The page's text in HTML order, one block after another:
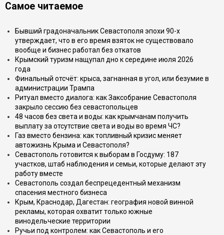
Самое читаемое
Бывший градоначальник Севастополя эпохи 90-х
утверждает, что в его время взяток не существовало
вообще и бизнес работал без откатов
Крымский туризм нащупал дно к середине июля 2026
года
Финальный отсчёт: крыса, загнанная в угол, или безумие в
администрации Трампа
Ритуал вместо диалога: как Заксобрание Севастополя
закрыло сессию без севастопольцев
48 часов без света и воды: как крымчанам получить
выплату за отсутствие света и воды во время ЧС?
Газ вместо бензина: как топливный кризис меняет
автожизнь Крыма и Севастополя?
Севастополь готовится к выборам в Госдуму: 187
участков, штаб наблюдения и семьи, которые делают эту
работу вместе
Севастополь создал беспрецедентный механизм
спасения местного бизнеса
Крым, Краснодар, Дагестан: география новой винной
рекламы, которая охватит только южные
винодельческие территории
Ручьи под контролем: как Севастополь и его